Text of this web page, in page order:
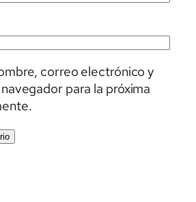
correo electrónico y
para la próxima